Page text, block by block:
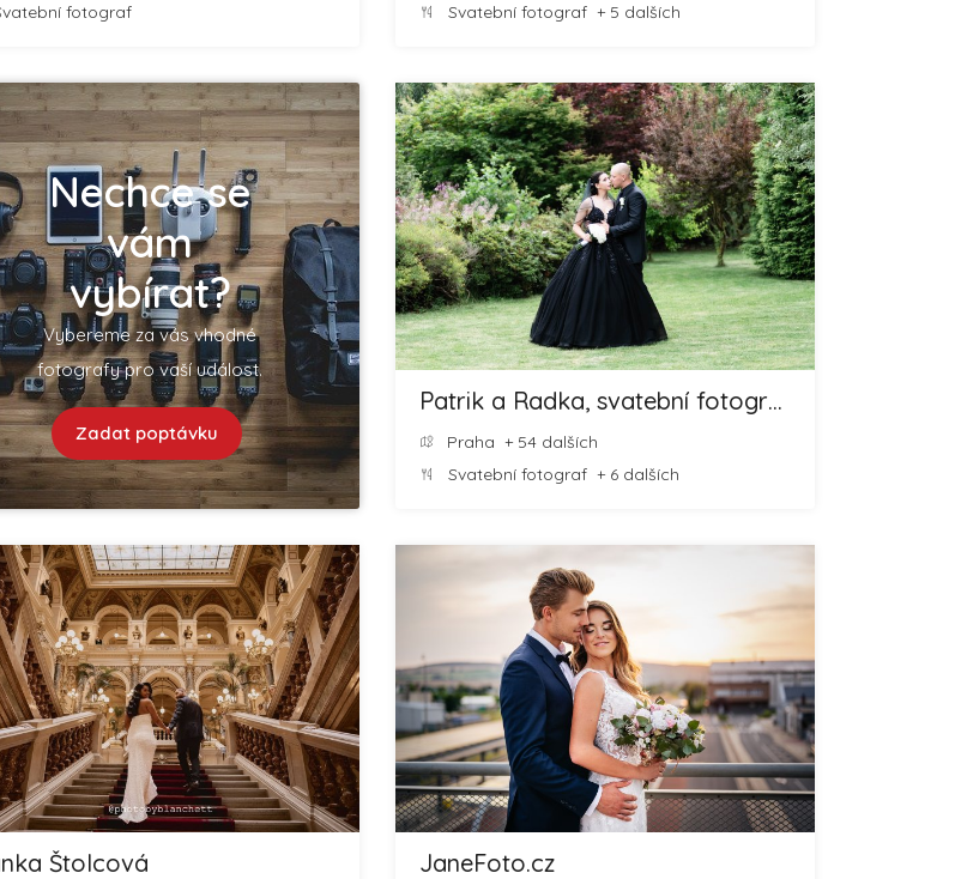
fotograf
Svatební fotograf + 5 dalších
Nechce se
vám
vybírat?
Vybereme za vás vhodné
fotografy pro vaší událost.
Zadat poptávku
Patrik a Radka, svatební fotografové
Praha + 54 dalších
Svatební fotograf + 6 dalších
Štolcová JaneFoto.cz